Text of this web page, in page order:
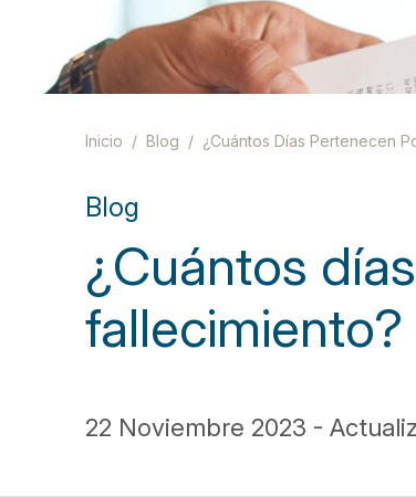
Inicio Blog ¿Cuántos Días Pertenecen
Blog
¿Cuántos
fallecimiento?
22 Noviembre 2023 -